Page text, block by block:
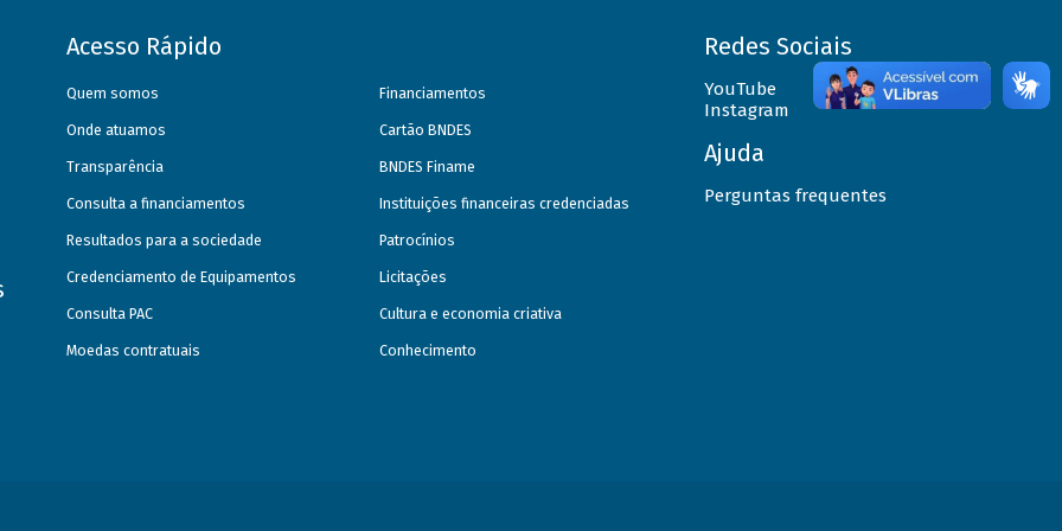
Acesso Rápido
Quem somos
Onde atuamos
Transparência
Consulta a financiamentos
Resultados para a sociedade
Credenciamento de Equipamentos
Consulta PAC
Moedas contratuais
Financiamentos
Cartão BNDES
BNDES Finame
Instituições financeiras credenciadas
Patrocínios
Licitações
Cultura e economia criativa
Conhecimento
Redes Sociais
YouTube
Instagram
Ajuda
Perguntas frequentes